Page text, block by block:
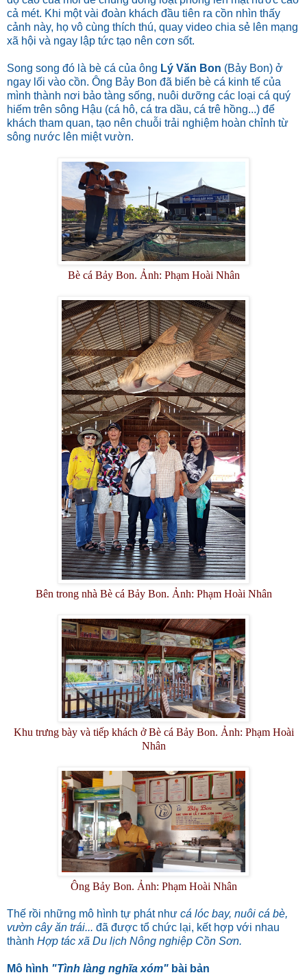
cả mét. Khi một vài đoàn khách đầu tiên ra cồn nhìn thấy
cảnh này, họ vô cùng thích thú, quay video chia sẻ lên mạng
xã hội và ngay lập tức tạo nên cơn sốt.
Song song đó là bè cá của ông Lý Văn Bon (Bảy Bon) ở
ngay lối vào cồn. Ông Bảy Bon đã biến bè cá kinh tế của
mình thành nơi bảo tàng sống, nuôi dưỡng các loại cá quý
hiếm trên sông Hậu (cá hô, cá tra dầu, cá trê hồng...) để
khách tham quan, tạo nên chuỗi trải nghiệm hoàn chỉnh từ
sông nước lên miệt vườn.
Bè cá Bảy Bon. Ảnh: Phạm Hoài Nhân
Bên trong nhà Bè cá Bảy Bon. Ảnh: Phạm Hoài Nhân
Khu trưng bày và tiếp khách ở Bè cá Bảy Bon. Ảnh: Phạm Hoài
Nhân
Ông Bảy Bon. Ảnh: Phạm Hoài Nhân
Thế rồi những mô hình tự phát như cá lóc bay, nuôi cá bè,
vườn cây ăn trái... đã được tổ chức lại, kết hợp với nhau
thành Hợp tác xã Du lịch Nông nghiệp Cồn Sơn.
Mô hình "Tình làng nghĩa xóm" bài bản